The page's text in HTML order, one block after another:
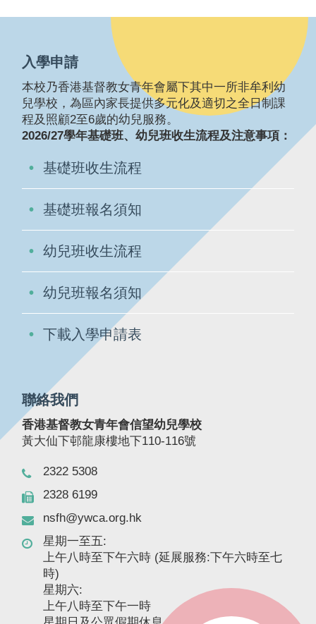
入學申請
本校乃香港基督教女青年會屬下其中一所非牟利幼
兒學校，為區內家長提供多元化及適切之全日制課
程及照顧2至6歲的幼兒服務。
2026/27學年基礎班、幼兒班收生流程及注意事項：
基礎班收生流程
基礎班報名須知
幼兒班收生流程
幼兒班報名須知
下載入學申請表
聯絡我們
香港基督教女青年會信望幼兒學校
黃大仙下邨龍康樓地下110-116號
2322 5308
2328 6199
nsfh@ywca.org.hk
星期一至五:
上午八時至下午六時 (延展服務:下午六時至七
時)
星期六:
上午八時至下午一時